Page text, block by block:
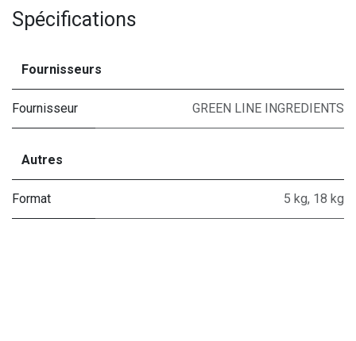
Spécifications
Fournisseurs
Fournisseur GREEN LINE INGREDIENTS
Autres
Format 5 kg, 18 kg